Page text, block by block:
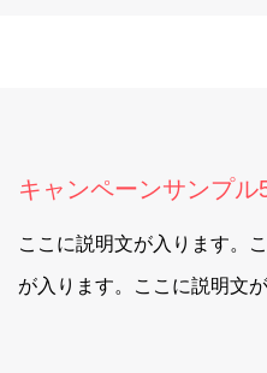
キャンペーンサンプル
ここに説明文が入ります。
が入ります。ここに説明文